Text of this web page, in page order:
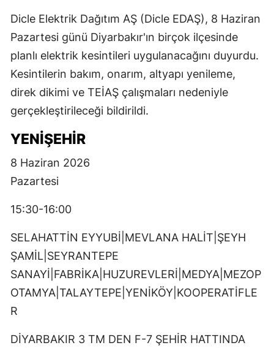
Dicle Elektrik Dağıtım AŞ (Dicle EDAŞ), 8 Haziran
Pazartesi günü Diyarbakır'ın birçok ilçesinde
planlı elektrik kesintileri uygulanacağını duyurdu.
Kesintilerin bakım, onarım, altyapı yenileme,
direk dikimi ve TEİAŞ çalışmaları nedeniyle
gerçekleştirileceği bildirildi.
YENİŞEHİR
8 Haziran 2026
Pazartesi
15:30-16:00
SELAHATTİN EYYUBİ|MEVLANA HALİT|ŞEYH
ŞAMİL|SEYRANTEPE
SANAYİ|FABRİKA|HUZUREVLERİ|MEDYA|MEZOP
OTAMYA|TALAYTEPE|YENİKÖY|KOOPERATİFLE
R
DİYARBAKIR 3 TM DEN F-7 ŞEHİR HATTINDA